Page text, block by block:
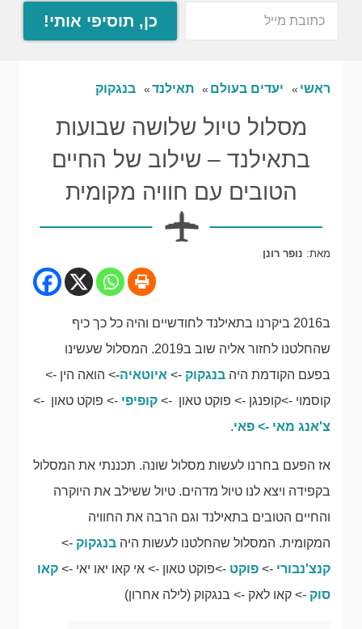
אודות כן, תוסיפי אותי!
ראשי יעדים בעולם תאילנד בנגקוק
מסלול טיול שלושה שבועות
בתאילנד – שילוב של החיים
הטובים עם חוויה מקומית
מאת: נופר רונן
ב2016 ביקרנו בתאילנד לחודשיים והיה כל כך כיף
שהחלטנו לחזור אליה שוב ב2019. המסלול שעשינו
בפעם הקודמת היה בנגקוק -> איוטאיה-> הואה הין ->
קוסמוי ->קופנגן -> פוקט טאון -> קופיפי -> פוקט טאון ->
צ'אנג מאי -> פאי.
אז הפעם בחרנו לעשות מסלול שונה. תכננתי את המסלול
בקפידה ויצא לנו טיול מדהים. טיול ששילב את היוקרה
והחיים הטובים בתאילנד וגם הרבה את החוויה
המקומית. המסלול שהחלטנו לעשות היה בנגקוק ->
קנצ'נבורי -> פוקט ->פוקט טאון -> אי קאו יאו יאי -> קאו
סוק -> קאו לאק -> בנגקוק (לילה אחרון)